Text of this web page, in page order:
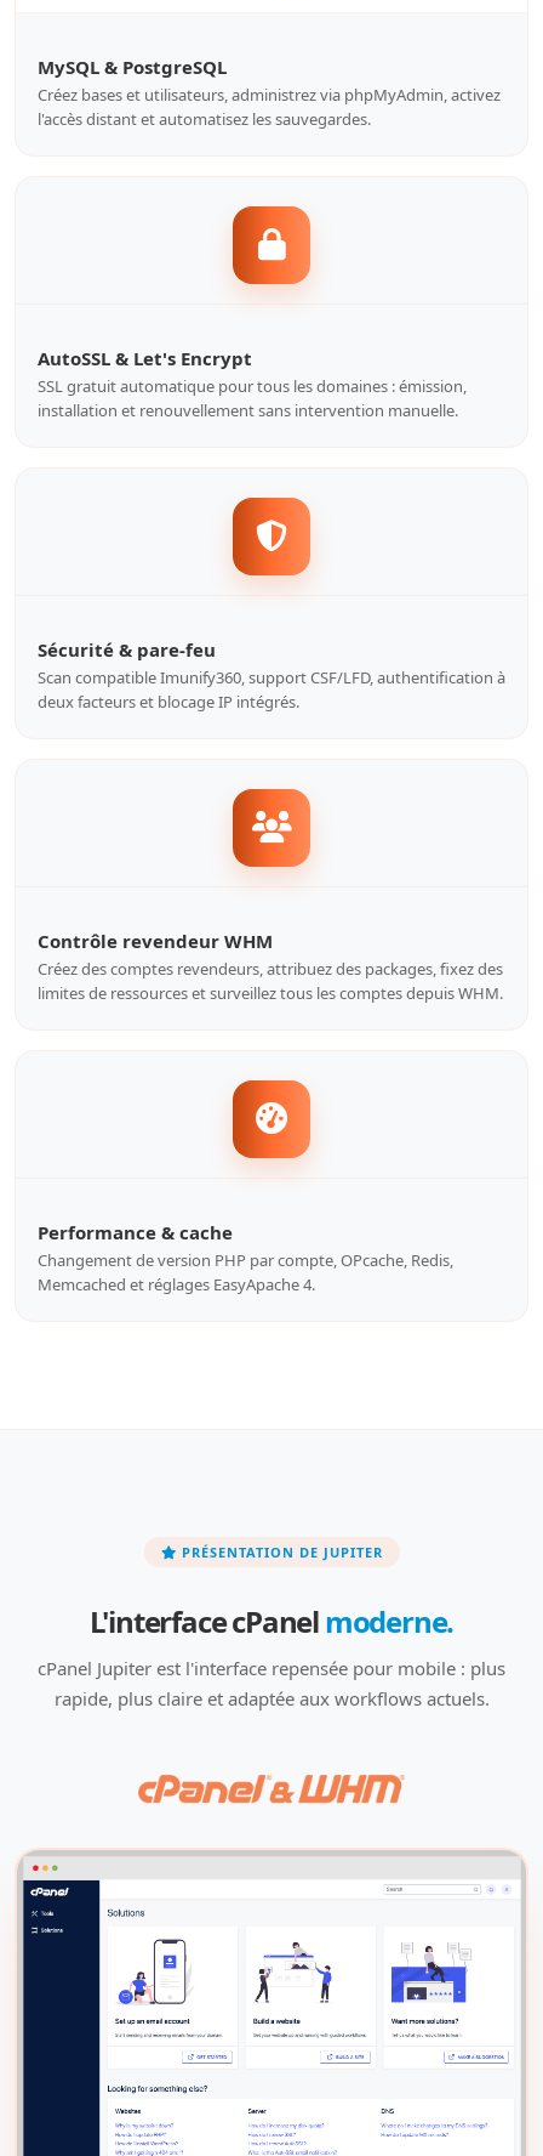
MySQL & PostgreSQL
Créez bases et utilisateurs, administrez via phpMyAdmin, activez
l'accès distant et automatisez les sauvegardes.
AutoSSL & Let's Encrypt
SSL gratuit automatique pour tous les domaines : émission,
installation et renouvellement sans intervention manuelle.
Sécurité & pare-feu
Scan compatible Imunify360, support CSF/LFD, authentification à
deux facteurs et blocage IP intégrés.
Contrôle revendeur WHM
Créez des comptes revendeurs, attribuez des packages, fixez des
limites de ressources et surveillez tous les comptes depuis WHM.
Performance & cache
Changement de version PHP par compte, OPcache, Redis,
Memcached et réglages EasyApache 4.
PRÉSENTATION DE JUPITER
L'interface cPanelmoderne.
cPanel Jupiter est l'interface repensée pour mobile : plus
rapide, plus claire et adaptée aux workflows actuels.